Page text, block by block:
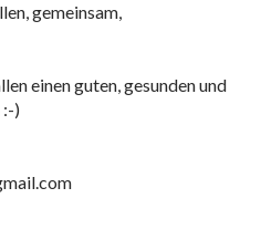
gemeinsam,
einen guten, gesunden und
)